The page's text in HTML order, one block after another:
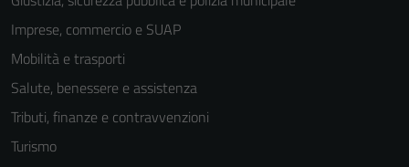
Imprese, commercio e SUAP
Mobilità e trasporti
Salute, benessere e assistenza
Tributi, finanze e contravvenzioni
Turismo